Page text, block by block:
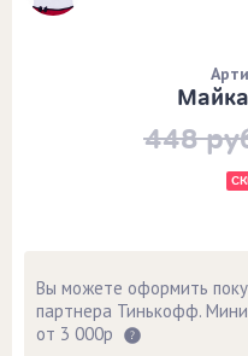
448
Вы можете оформить
партнера Тинькофф.
от 3 000р